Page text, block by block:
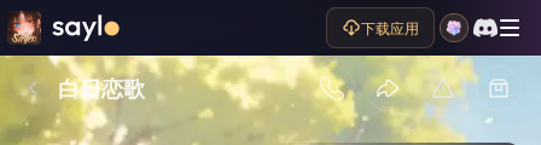
下载应用
白日恋歌